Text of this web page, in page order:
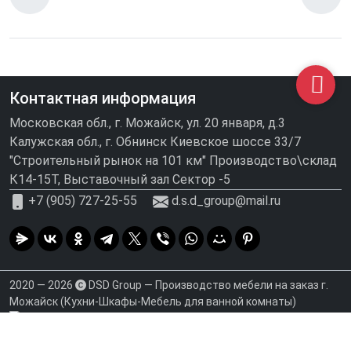
Контактная информация
Московская обл., г. Можайск, ул. 20 января, д.3
Калужская обл., г. Обнинск Киевское шоссе 33/7
"Строительный рынок на 101 км" Производство\склад
К14-15Т, Выставочный зал Сектор -5
+7 (905) 727-25-55
d.s.d_group@mail.ru
2020 — 2026
DSD Group — Производство мебели на заказ г.
Можайск (Кухни-Шкафы-Мебель для ванной комнаты)